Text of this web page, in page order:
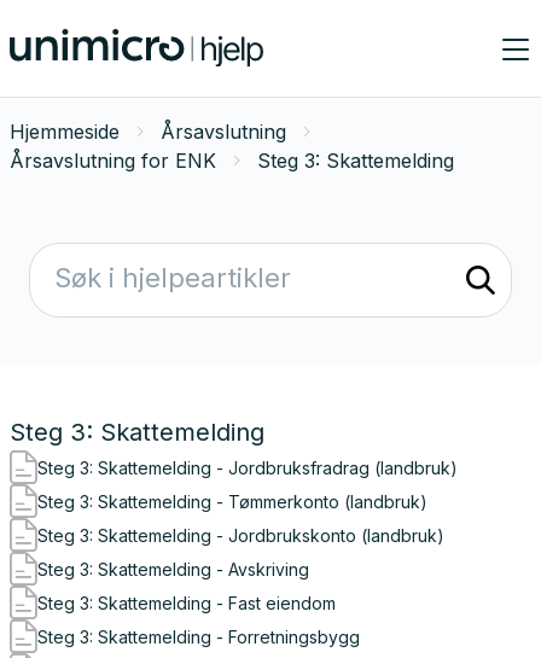
Hjemmeside
Årsavslutning
Årsavslutning for ENK
Steg 3: Skattemelding
Steg 3: Skattemelding
Steg 3: Skattemelding - Jordbruksfradrag (landbruk)
Steg 3: Skattemelding - Tømmerkonto (landbruk)
Steg 3: Skattemelding - Jordbrukskonto (landbruk)
Steg 3: Skattemelding - Avskriving
Steg 3: Skattemelding - Fast eiendom
Steg 3: Skattemelding - Forretningsbygg